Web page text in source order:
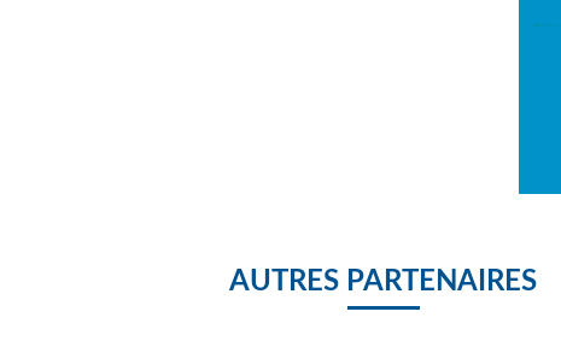
AUTRES PARTENAIRES